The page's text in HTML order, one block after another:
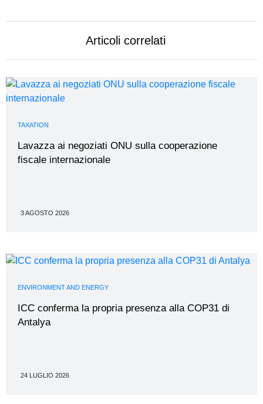
Articoli correlati
TAXATION
Lavazza ai negoziati ONU sulla cooperazione
fiscale internazionale
3 AGOSTO 2026
ENVIRONMENT AND ENERGY
ICC conferma la propria presenza alla COP31 di
Antalya
24 LUGLIO 2026